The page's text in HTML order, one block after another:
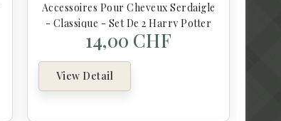
Accessoires Pour Cheveux Serdaigle
- Classique - Set De 2 Harry Potter
14,00 CHF
View Detail